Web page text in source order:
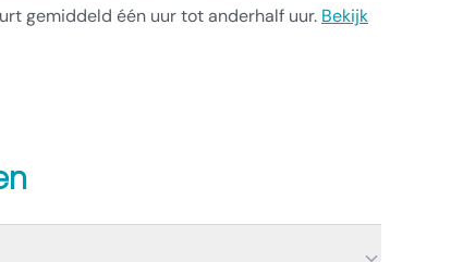
gemiddeld één uur tot anderhalf uur. Bekijk